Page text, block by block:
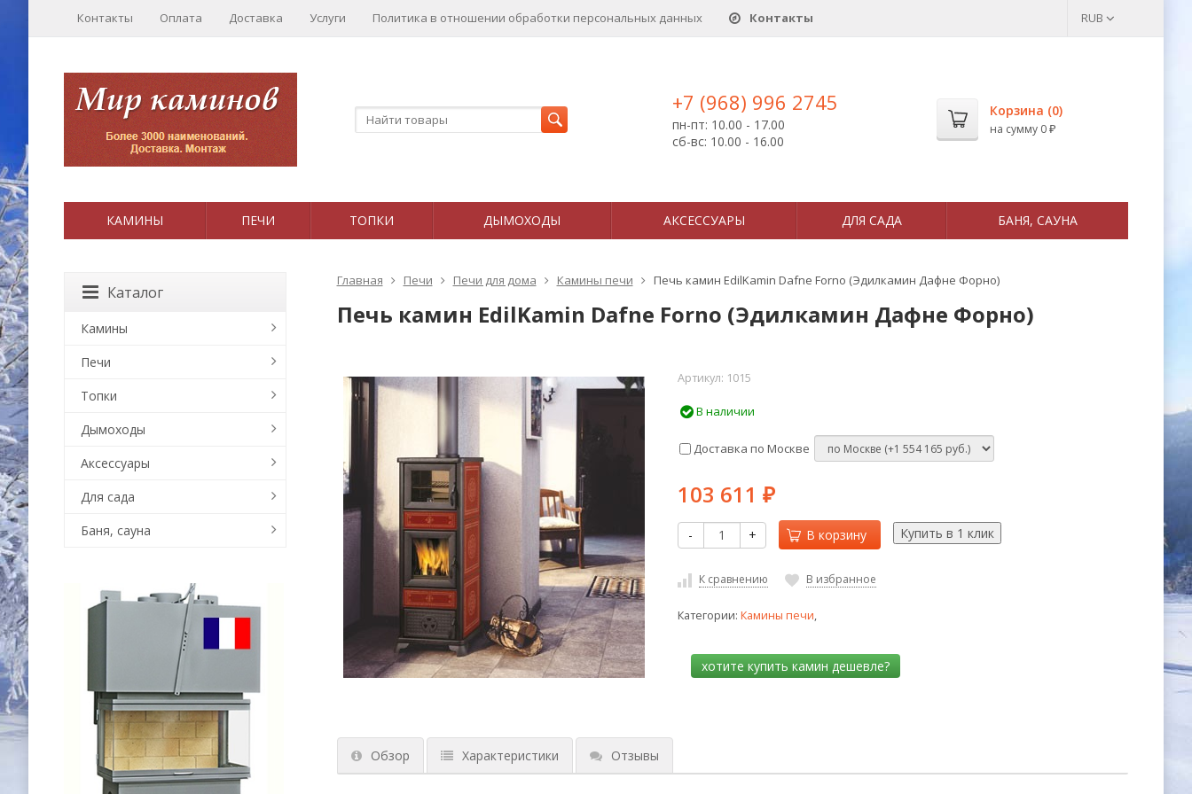
Контакты Оплата Доставка Услуги Политика в отношении обработки персональных данныx Контакты RUB
+7 (968) 996 2745
пн-пт: 10.00 - 17.00
сб-вс: 10.00 - 16.00
Корзина (0)
на сумму 0 ₽
КАМИНЫ ПЕЧИ ТОПКИ ДЫМОХОДЫ АКСЕССУАРЫ ДЛЯ САДА БАНЯ, САУНА
Главная Печи Печи для дома Камины печи Печь камин EdilKamin Dafne Forno (Эдилкамин Дафне Форно)
Печь камин EdilKamin Dafne Forno (Эдилкамин Дафне Форно)
Артикул: 1015
В наличии
Доставка по Москве
103 611 ₽
- + В корзину
К сравнению В избранное
Категории: Камины печи,
Обзор Характеристики Отзывы
Каталог
Камины
Печи
Топки
Дымоходы
Аксессуары
Для сада
Баня, сауна